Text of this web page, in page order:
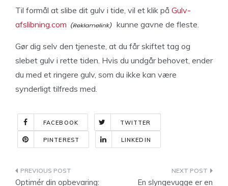
Til formål at slibe dit gulv i tide, vil et klik på Gulv-
afslibning.com
kunne gavne de fleste.
Gør dig selv den tjeneste, at du får skiftet tag og
slebet gulv i rette tiden. Hvis du undgår behovet, ender
du med et ringere gulv, som du ikke kan være
synderligt tilfreds med.
FACEBOOK TWITTER
PINTEREST LINKEDIN
Indlægsnavigation
Optimér din opbevaring:
En slyngevugge er en